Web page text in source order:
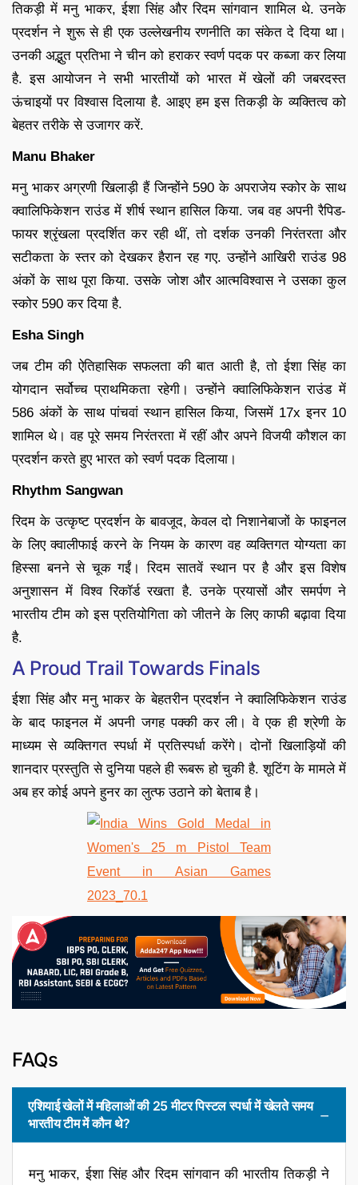
तिकड़ी में मनु भाकर, ईशा सिंह और रिदम सांगवान शामिल थे. उनके
प्रदर्शन ने शुरू से ही एक उल्लेखनीय रणनीति का संकेत दे दिया था।
उनकी अद्भुत प्रतिभा ने चीन को हराकर स्वर्ण पदक पर कब्जा कर लिया
है. इस आयोजन ने सभी भारतीयों को भारत में खेलों की जबरदस्त
ऊंचाइयों पर विश्वास दिलाया है. आइए हम इस तिकड़ी के व्यक्तित्व को
बेहतर तरीके से उजागर करें.
Manu Bhaker
मनु भाकर अग्रणी खिलाड़ी हैं जिन्होंने 590 के अपराजेय स्कोर के साथ
क्वालिफिकेशन राउंड में शीर्ष स्थान हासिल किया. जब वह अपनी रैपिड-
फायर श्रृंखला प्रदर्शित कर रही थीं, तो दर्शक उनकी निरंतरता और
सटीकता के स्तर को देखकर हैरान रह गए. उन्होंने आखिरी राउंड 98
अंकों के साथ पूरा किया. उसके जोश और आत्मविश्वास ने उसका कुल
स्कोर 590 कर दिया है.
Esha Singh
जब टीम की ऐतिहासिक सफलता की बात आती है, तो ईशा सिंह का
योगदान सर्वोच्च प्राथमिकता रहेगी। उन्होंने क्वालिफिकेशन राउंड में
586 अंकों के साथ पांचवां स्थान हासिल किया, जिसमें 17x इनर 10
शामिल थे। वह पूरे समय निरंतरता में रहीं और अपने विजयी कौशल का
प्रदर्शन करते हुए भारत को स्वर्ण पदक दिलाया।
Rhythm Sangwan
रिदम के उत्कृष्ट प्रदर्शन के बावजूद, केवल दो निशानेबाजों के फाइनल
के लिए क्वालीफाई करने के नियम के कारण वह व्यक्तिगत योग्यता का
हिस्सा बनने से चूक गईं। रिदम सातवें स्थान पर है और इस विशेष
अनुशासन में विश्व रिकॉर्ड रखता है. उनके प्रयासों और समर्पण ने
भारतीय टीम को इस प्रतियोगिता को जीतने के लिए काफी बढ़ावा दिया
है.
A Proud Trail Towards Finals
ईशा सिंह और मनु भाकर के बेहतरीन प्रदर्शन ने क्वालिफिकेशन राउंड
के बाद फाइनल में अपनी जगह पक्की कर ली। वे एक ही श्रेणी के
माध्यम से व्यक्तिगत स्पर्धा में प्रतिस्पर्धा करेंगे। दोनों खिलाड़ियों की
शानदार प्रस्तुति से दुनिया पहले ही रूबरू हो चुकी है. शूटिंग के मामले में
अब हर कोई अपने हुनर का लुत्फ उठाने को बेताब है।
FAQs
एशियाई खेलों में महिलाओं की 25 मीटर पिस्टल स्पर्धा में खेलते समय
भारतीय टीम में कौन थे?
मनु भाकर, ईशा सिंह और रिदम सांगवान की भारतीय तिकड़ी ने